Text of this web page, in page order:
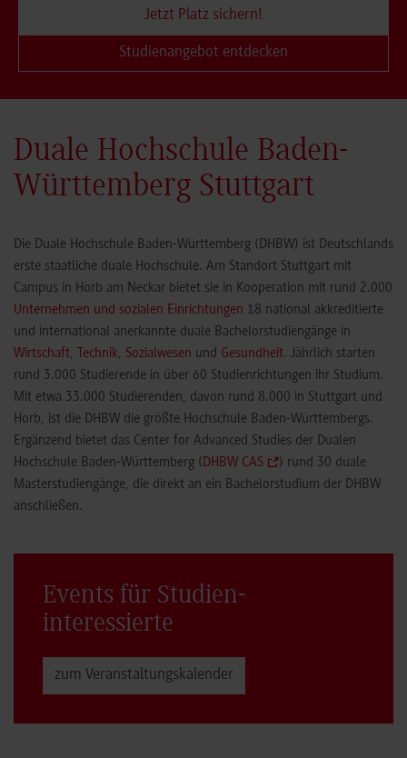
Jetzt Platz sichern!
Studienangebot entdecken
Duale Hochschule Baden-
Württemberg Stuttgart
Die Duale Hochschule Baden-Württemberg (DHBW) ist Deutschlands
erste staatliche duale Hochschule. Am Standort Stuttgart mit
Campus in Horb am Neckar bietet sie in Kooperation mit rund 2.000
Unternehmen und sozialen Einrichtungen 18 national akkreditierte
und international anerkannte duale Bachelorstudiengänge in
Wirtschaft, Technik, Sozialwesen und Gesundheit. Jährlich starten
rund 3.000 Studierende in über 60 Studienrichtungen ihr Studium.
Mit etwa 33.000 Studierenden, davon rund 8.000 in Stuttgart und
Horb, ist die DHBW die größte Hochschule Baden-Württembergs.
Ergänzend bietet das Center for Advanced Studies der Dualen
Hochschule Baden-Württemberg (DHBW CAS
) rund 30 duale
Masterstudiengänge, die direkt an ein Bachelorstudium der DHBW
anschließen.
Events für Studien­
interessierte
zum Veranstaltungs­kalender